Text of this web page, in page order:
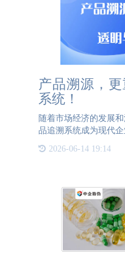
产品溯源，
系统！
随着市场经济的发展
品追溯系统成为现代
追溯系统是一种通过
从原材料采购、生产
2026-06-14 19:14